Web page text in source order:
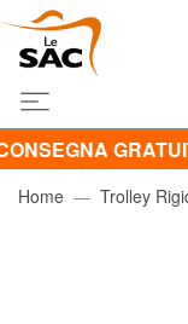
GRATUITA*!
Home Trolley